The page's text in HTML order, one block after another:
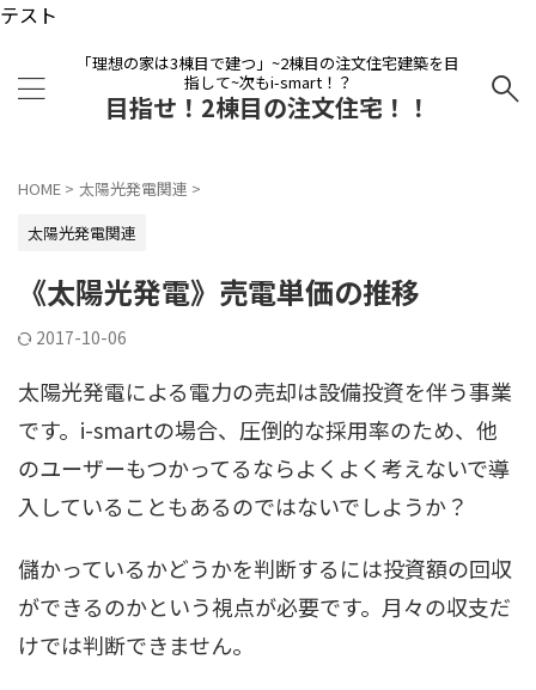
テスト
「理想の家は3棟目で建つ」~2棟目の注文住宅建築を目
指して~次もi-smart！？
目指せ！2棟目の注文住宅！！
HOME > 太陽光発電関連 >
太陽光発電関連
《太陽光発電》売電単価の推移
2017-10-06
太陽光発電による電力の売却は設備投資を伴う事業
です。i-smartの場合、圧倒的な採用率のため、他
のユーザーもつかってるならよくよく考えないで導
入していることもあるのではないでしようか？
儲かっているかどうかを判断するには投資額の回収
ができるのかという視点が必要です。月々の収支だ
けでは判断できません。